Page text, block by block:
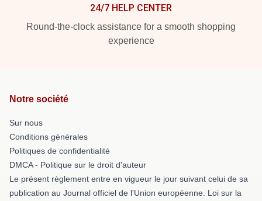
24/7 HELP CENTER
Round-the-clock assistance for a smooth shopping
experience
Notre société
Sur nous
Conditions générales
Politiques de confidentialité
DMCA - Politique sur le droit d'auteur
Le présent règlement entre en vigueur le jour suivant celui de sa
publication au Journal officiel de l'Union européenne. Loi sur la